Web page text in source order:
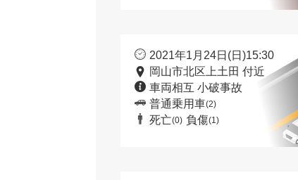
2021年1月24日(日)15:30
岡山市北区上土田 付近
車両相互 小破事故
普通乗用車(2)
死亡(0) 負傷(1)